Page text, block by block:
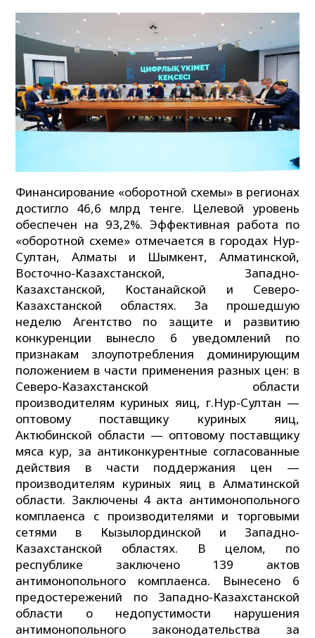
Финансирование «оборотной схемы» в регионах
достигло 46,6 млрд тенге. Целевой уровень
обеспечен на 93,2%. Эффективная работа по
«оборотной схеме» отмечается в городах Нур-
Султан, Алматы и Шымкент, Алматинской,
Восточно-Казахстанской, Западно-
Казахстанской, Костанайской и Северо-
Казахстанской областях. За прошедшую
неделю Агентство по защите и развитию
конкуренции вынесло 6 уведомлений по
признакам злоупотребления доминирующим
положением в части применения разных цен: в
Северо-Казахстанской области
производителям куриных яиц, г.Нур-Султан —
оптовому поставщику куриных яиц,
Актюбинской области — оптовому поставщику
мяса кур, за антиконкурентные согласованные
действия в части поддержания цен —
производителям куриных яиц в Алматинской
области. Заключены 4 акта антимонопольного
комплаенса с производителями и торговыми
сетями в Кызылординской и Западно-
Казахстанской областях. В целом, по
республике заключено 139 актов
антимонопольного комплаенса. Вынесено 6
предостережений по Западно-Казахстанской
области о недопустимости нарушения
антимонопольного законодательства за